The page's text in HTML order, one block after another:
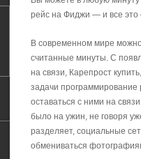
рейс на Фиджи — и все это
В современном мире
считанные минуты. С
на связи, Карепрост
задачи
оставаться с ними на
было на ужин, не говоря
разделяет, социальные
обмениваться